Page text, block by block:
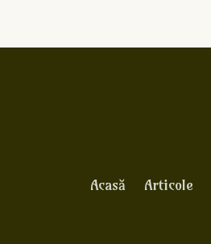
Acasă Articole